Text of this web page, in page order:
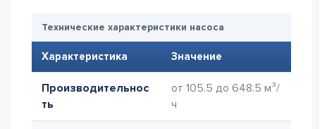
Технические характеристики насоса
Характеристика Значение
Производительнос
ть
от 105.5 до 648.5 м³/
ч